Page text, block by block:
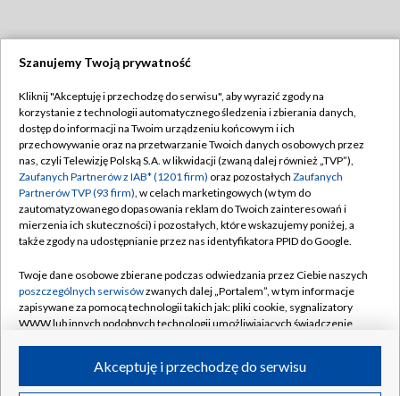
TVP
Abonament TVP
Emisja w TVP
Centrum informacji TVP
Naziemna Telewizja Cyfrowa
Rada Programowa
System NOS
Informacje o nadawcy
Program dla prasy
Regulamin TVP
Polityka prywatności
Moje zgody
Pomoc
Kontakt
Kanały
©2026 Telewizja Polska S.A. w likwidacji
Szanujemy Twoją prywatność
Kliknij "Akceptuję i przechodzę do serwisu", aby wyrazić zgody na
korzystanie z technologii automatycznego śledzenia i zbierania danych,
dostęp do informacji na Twoim urządzeniu końcowym i ich
przechowywanie oraz na przetwarzanie Twoich danych osobowych przez
nas, czyli Telewizję Polską S.A. w likwidacji (zwaną dalej również „TVP”),
Zaufanych Partnerów z IAB* (1201 firm) oraz pozostałych Zaufanych
Partnerów TVP (93 firm), w celach marketingowych (w tym do
zautomatyzowanego dopasowania reklam do Twoich zainteresowań i
mierzenia ich skuteczności) i pozostałych, które wskazujemy poniżej, a
także zgody na udostępnianie przez nas identyfikatora PPID do Google.
Twoje dane osobowe zbierane podczas odwiedzania przez Ciebie naszych
poszczególnych serwisówzwanych dalej „Portalem”, w tym informacje
zapisywane za pomocą technologii takich jak: pliki cookie, sygnalizatory
WWW lub innych podobnych technologii umożliwiających świadczenie
ruchu w Internecie.Akceptuję i przechodzę do serwisu